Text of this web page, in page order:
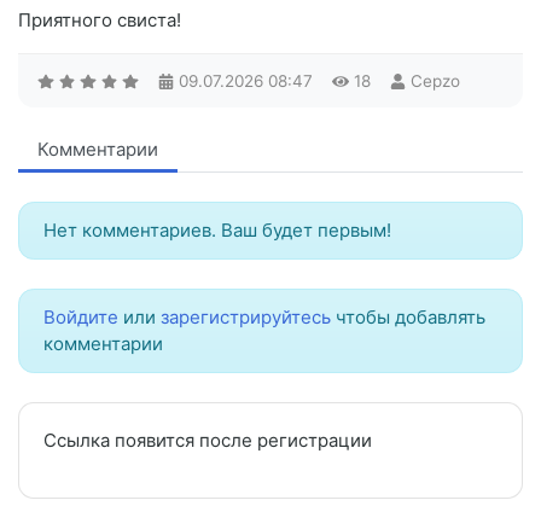
Приятного свиста!
09.07.2026 08:47 18 Cepzo
Комментарии
Нет комментариев. Ваш будет первым!
Войдите или зарегистрируйтесь чтобы добавлять
комментарии
Ссылка появится после регистрации